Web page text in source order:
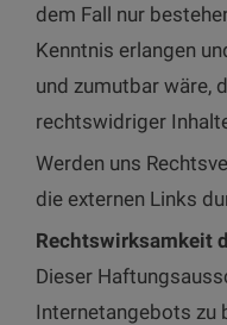
dem Fall nur
Kenntnis erlangen
und zumutbar wäre,
rechtswidriger
Werden uns
die externen Links
Rechtswirksamkeit
Dieser
Internetangebots zu